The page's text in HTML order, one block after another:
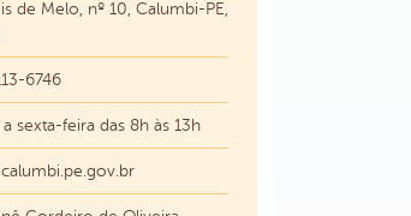
de Melo, nº 10, Calumbi-PE,
6746
sexta-feira das 8h às 13h